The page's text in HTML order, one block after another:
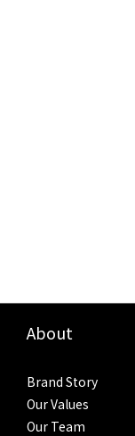
About
Brand Story
Our Values
Our Team